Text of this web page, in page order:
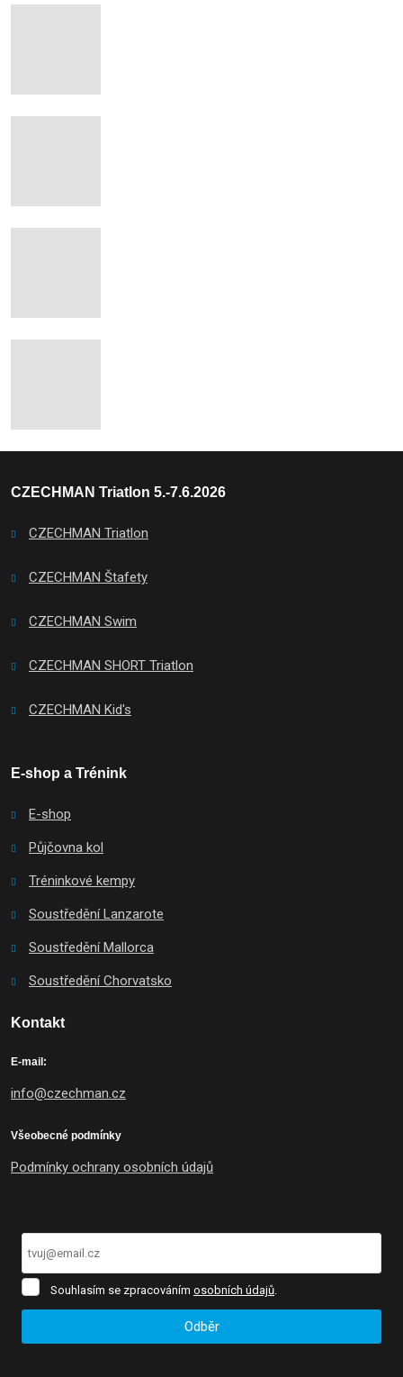
CZECHMAN Triatlon 5.-7.6.2026
CZECHMAN Triatlon
CZECHMAN Štafety
CZECHMAN Swim
CZECHMAN SHORT Triatlon
CZECHMAN Kid's
E-shop a Trénink
E-shop
Půjčovna kol
Tréninkové kempy
Soustředění Lanzarote
Soustředění Mallorca
Soustředění Chorvatsko
Kontakt
E-mail:
info@czechman.cz
Všeobecné podmínky
Podmínky ochrany osobních údajů
SouhlasímSouhlasím se zpracováním osobních údajů.
Odběr